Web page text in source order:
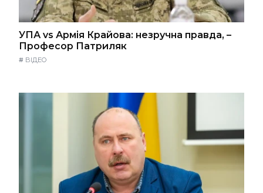
УПА vs Армія Крайова: незручна правда, –
Професор Патриляк
# ВІДЕО